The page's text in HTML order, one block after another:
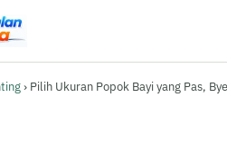
› Pilih Ukuran Popok Bayi yang Pas,